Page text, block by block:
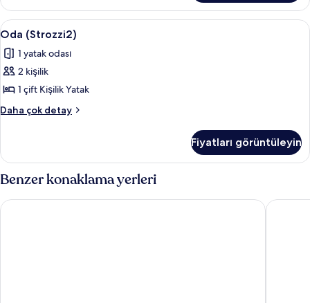
fazla
detay
Oda
(Strozzi2)
için
tüm
fotoğrafları
görün
8
Oda (Strozzi2)
1 yatak odası
2 kişilik
1 çift Kişilik Yatak
Daha çok detay
Oda
fazla
detay
Fiyatları görüntüleyin
Benzer konaklama yerleri
Hotel Myeongjak Hotel